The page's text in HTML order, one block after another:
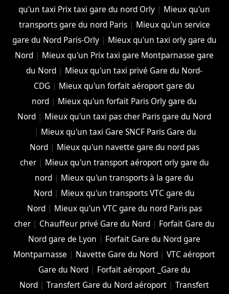
qu'un taxi Prix taxi gare du nord Orly | Mieux qu'un
transports gare du nord Paris| Mieux qu'un service
gare du Nord Paris-Orly| Mieux qu'un taxi orly gare du
Nord | Mieux qu'un Prix taxi gare Montparnasse gare
du Nord | Mieux qu'un taxi privé Gare du Nord-
CDG | Mieux qu'un forfait aéroport gare du
nord | Mieux qu'un forfait Paris Orly gare du
Nord | Mieux qu'un taxi pas cher Paris gare du Nord
| Mieux qu'un taxi Gare SNCF Paris Gare du
Nord| Mieux qu'un navette gare du nord pas
cher| Mieux qu'un transport aéroport orly gare du
nord | Mieux qu'un transports à la gare du
Nord | Mieux qu'un transports VTC gare du
Nord| Mieux qu'un VTC gare du nord Paris pas
cher| Chauffeur privé Gare du Nord| Forfait Gare du
Nord gare de Lyon | Forfait Gare du Nord gare
Montparnasse | Navette Gare du Nord |VTC aéroport
Gare du Nord| Forfait aéroport _Gare du
Nord |Transfert Gare du Nord aéroport |Transfert